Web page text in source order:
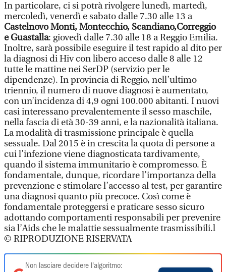
In particolare, ci si potrà rivolgere lunedì, martedì,
mercoledì, venerdì e sabato dalle 7.30 alle 13 a
Castelnovo Monti, Montecchio, Scandiano,Correggio
e Guastalla: giovedì dalle 7.30 alle 18 a Reggio Emilia.
Inoltre, sarà possibile eseguire il test rapido al dito per
la diagnosi di Hiv con libero acceso dalle 8 alle 12
tutte le mattine nei SerDP (servizio per le
dipendenze). In provincia di Reggio, nell’ultimo
triennio, il numero di nuove diagnosi è aumentato,
con un’incidenza di 4,9 ogni 100.000 abitanti. I nuovi
casi interessano prevalentemente il sesso maschile,
nella fascia di età 30-39 anni, e la nazionalità italiana.
La modalità di trasmissione principale è quella
sessuale. Dal 2015 è in crescita la quota di persone a
cui l’infezione viene diagnosticata tardivamente,
quando il sistema immunitario è compromesso. È
fondamentale, dunque, ricordare l’importanza della
prevenzione e stimolare l’accesso al test, per garantire
una diagnosi quanto più precoce. Così come è
fondamentale proteggersi e praticare sesso sicuro
adottando comportamenti responsabili per prevenire
sia l’Aids che le malattie sessualmente trasmissibili.l
© RIPRODUZIONE RISERVATA
Non lasciare decidere l'algoritmo: